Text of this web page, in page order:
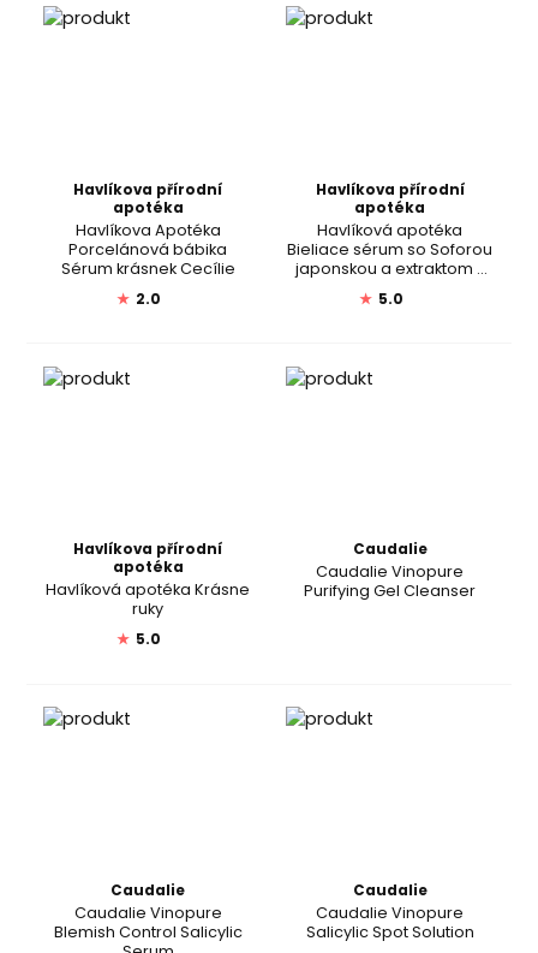
Havlíkova přírodní
apotéka
Havlíkova Apotéka
Porcelánová bábika
Sérum krásnek Cecílie
★ 2.0
Havlíkova přírodní
apotéka
Havlíková apotéka
Bieliace sérum so Soforou
japonskou a extraktom z
★ 5.0
Havlíkova přírodní
apotéka
Havlíková apotéka Krásne
ruky
★ 5.0
Caudalie
Caudalie Vinopure
Purifying Gel Cleanser
Caudalie
Caudalie Vinopure
Blemish Control Salicylic
Caudalie
Caudalie Vinopure
Salicylic Spot Solution